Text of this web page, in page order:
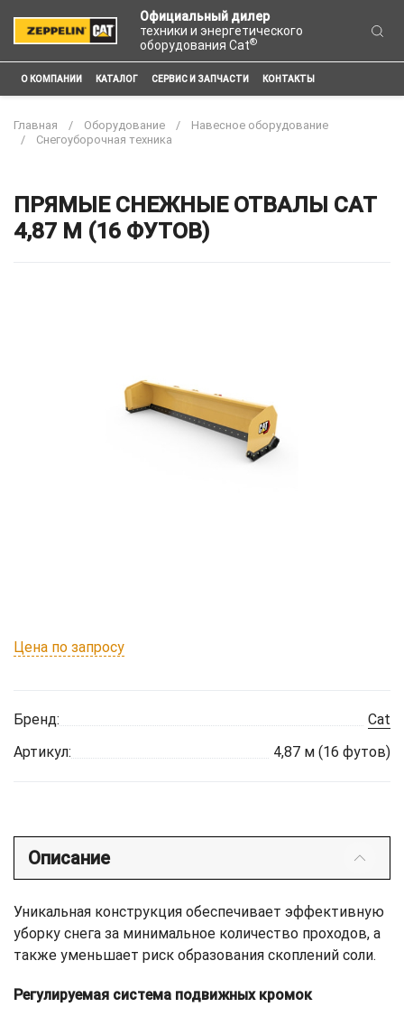
Официальный дилер
техники и энергетического
оборудования Cat®
О КОМПАНИИ КАТАЛОГ СЕРВИС И ЗАПЧАСТИ КОНТАКТЫ
Главная Оборудование
Навесное оборудование
Снегоуборочная техника
ПРЯМЫЕ СНЕЖНЫЕ ОТВАЛЫ CAT
4,87 М (16 ФУТОВ)
Цена по запросу
Бренд:
Cat
Артикул:
4,87 м (16 футов)
Описание
Уникальная конструкция обеспечивает эффективную
уборку снега за минимальное количество проходов, а
также уменьшает риск образования скоплений соли.
Регулируемая система подвижных кромок